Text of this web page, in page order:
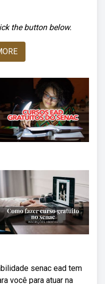
the button below.
senac ead tem
você para atuar na